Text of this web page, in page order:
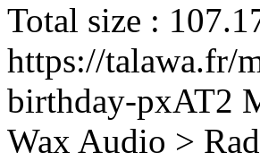
Total size :
https://talawa.fr/
birthday-pxAT2
Wax Audio >